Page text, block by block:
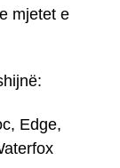
mjetet e
Edge,